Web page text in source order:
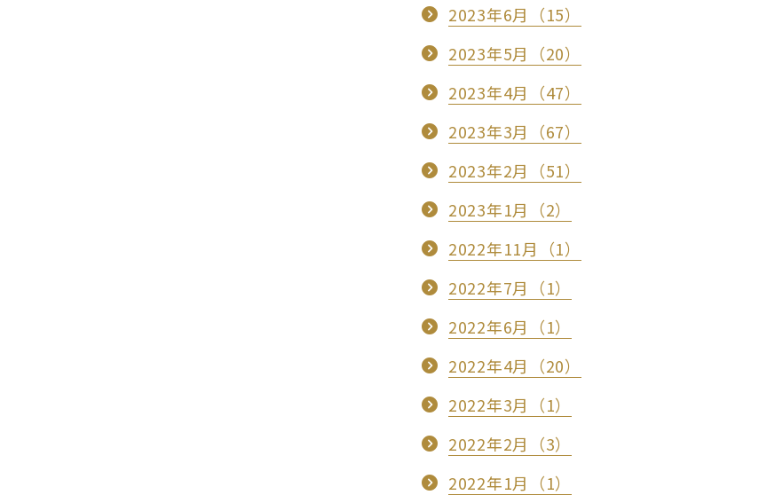
2023年6月（15）
2023年5月（20）
2023年4月（47）
2023年3月（67）
2023年2月（51）
2023年1月（2）
2022年11月（1）
2022年7月（1）
2022年6月（1）
2022年4月（20）
2022年3月（1）
2022年2月（3）
2022年1月（1）